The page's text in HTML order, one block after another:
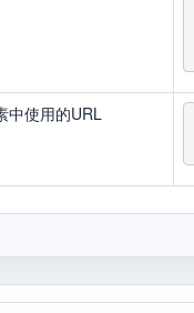
中使用的URL